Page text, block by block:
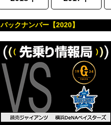
バックナンバー【2020】